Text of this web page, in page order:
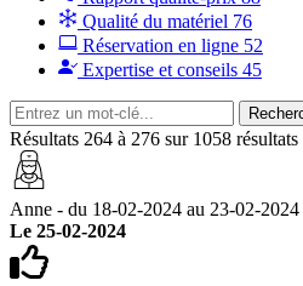
Qualité du matériel 76
Réservation en ligne 52
Expertise et conseils 45
Résultats 264 à 276 sur 1058 résultats
Anne - du 18-02-2024 au 23-02-2024
Le 25-02-2024